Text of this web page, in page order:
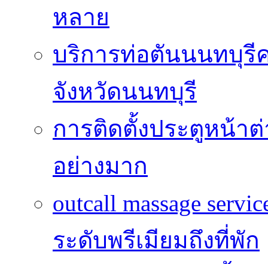
หลาย
บริการท่อตันนนทบุรี
จังหวัดนนทบุรี
การติดตั้งประตูหน้า
อย่างมาก
outcall massage
ระดับพรีเมียมถึงที่พัก